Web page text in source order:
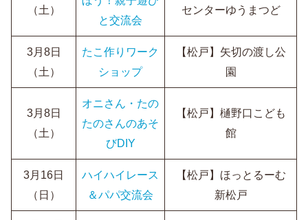
（土）
と交流会
センターゆうまつど
3月8日
（土）
たこ作りワーク
ショップ
【松戸】矢切の渡し公
園
3月8日
（土）
オニさん・たの
たのさんのあそ
びDIY
【松戸】樋野口こども
館
3月16日
（日）
ハイハイレース
＆パパ交流会
【松戸】ほっとるーむ
新松戸